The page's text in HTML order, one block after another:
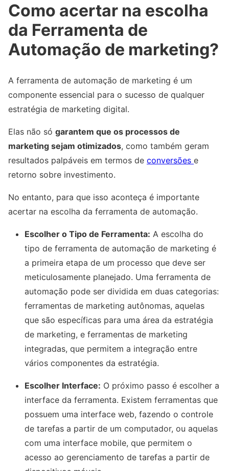
Como acertar na escolha
da Ferramenta de
Automação de marketing?
A ferramenta de automação de marketing é um
componente essencial para o sucesso de qualquer
estratégia de marketing digital.
Elas não só garantem que os processos de
marketing sejam otimizados, como também geram
resultados palpáveis em termos de conversões e
retorno sobre investimento.
No entanto, para que isso aconteça é importante
acertar na escolha da ferramenta de automação.
Escolher o Tipo de Ferramenta: A escolha do
tipo de ferramenta de automação de marketing é
a primeira etapa de um processo que deve ser
meticulosamente planejado. Uma ferramenta de
automação pode ser dividida em duas categorias:
ferramentas de marketing autônomas, aquelas
que são específicas para uma área da estratégia
de marketing, e ferramentas de marketing
integradas, que permitem a integração entre
vários componentes da estratégia.
Escolher Interface: O próximo passo é escolher a
interface da ferramenta. Existem ferramentas que
possuem uma interface web, fazendo o controle
de tarefas a partir de um computador, ou aquelas
com uma interface mobile, que permitem o
acesso ao gerenciamento de tarefas a partir de